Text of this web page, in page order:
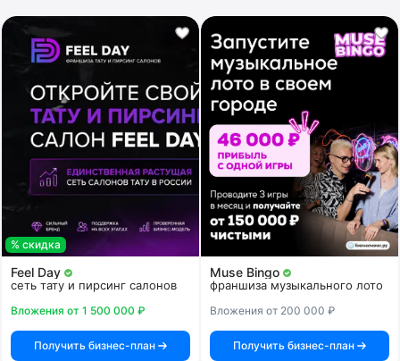
% скидка
Feel Day
сеть тату и пирсинг салонов
Вложения от 1 500 000 ₽
Получить бизнес-план
Muse Bingo
франшиза музыкального лото
Вложения от 200 000 ₽
Получить бизнес-план